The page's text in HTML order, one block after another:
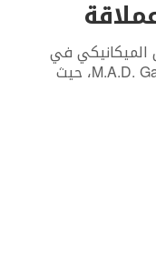
الميكانيكي في
الشرق الأوسط من تنظيم M.A.D. Gallery، حيث